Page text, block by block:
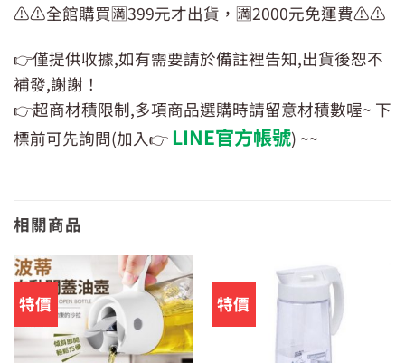
⚠️⚠️全館購買🈵399元才出貨，🈵2000元免運費⚠️⚠️
👉僅提供收據,如有需要請於備註裡告知,出貨後恕不
補發,謝謝！
👉超商材積限制,多項商品選購時請留意材積數喔~ 下
標前可先詢問(加入👉 LINE官方帳號) ~~
相關商品
特價 特價